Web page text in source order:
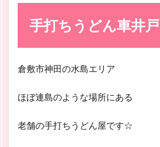
手打ちうどん車井戸
倉敷市神田の水島エリア
ほぼ連島のような場所にある
老舗の手打ちうどん屋です☆